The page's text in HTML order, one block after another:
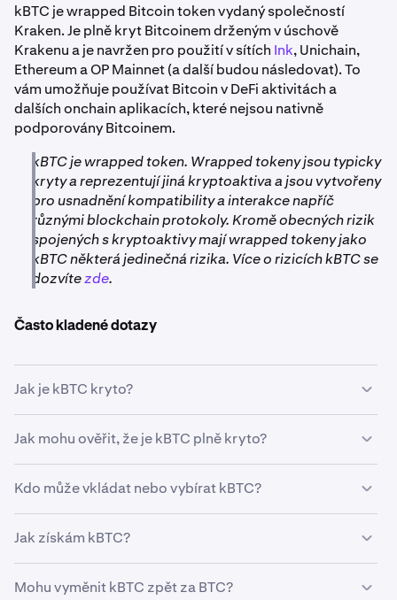
kBTC je wrapped Bitcoin token vydaný společností
Kraken. Je plně kryt Bitcoinem drženým v úschově
Krakenu a je navržen pro použití v sítích Ink, Unichain,
Ethereum a OP Mainnet (a další budou následovat). To
vám umožňuje používat Bitcoin v DeFi aktivitách a
dalších onchain aplikacích, které nejsou nativně
podporovány Bitcoinem.
kBTC je wrapped token. Wrapped tokeny jsou typicky
kryty a reprezentují jiná kryptoaktiva a jsou vytvořeny
pro usnadnění kompatibility a interakce napříč
různými blockchain protokoly. Kromě obecných rizik
spojených s kryptoaktivy mají wrapped tokeny jako
kBTC některá jedinečná rizika. Více o rizicích kBTC se
dozvítezde.
Často kladené dotazy
Jak je kBTC kryto?
Každý kBTC token je plně kryt ekvivalentním množstvím
Bitcoinu drženého společností Kraken. To zajišťuje, že
za každý kBTC v oběhu je stejné množství Bitcoinu
bezpečně uloženo společností Kraken, což poskytuje
Nevěřte, ověřte si:
Jak mohu ověřit, že je kBTC plně kryto?
Kraken udržuje transparentnost tím, že umožňuje
uživatelům ověřit krytí kBTC. Zůstatky krytí si můžete
zkontrolovat prostřednictvím odkazů poskytnutých
společností Kraken.
Kdo může vkládat nebo vybírat kBTC?
kBTC je k dispozici všem klientům, kteří se nenacházejí v
naleznetezde.
Jak získám kBTC?
Pro výměnu BTC za kBTC klient Krakenu iniciuje externí
Mohu vyměnit kBTC zpět za BTC?